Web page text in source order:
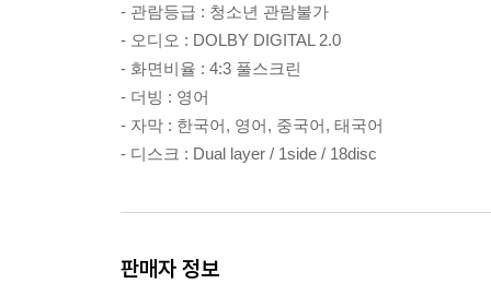
- 관람등급 : 청소년 관람불가
- 오디오 : DOLBY DIGITAL 2.0
- 화면비율 : 4:3 풀스크린
- 더빙 : 영어
- 자막 : 한국어, 영어, 중국어, 태국어
- 디스크 : Dual layer / 1side / 18disc
판매자 정보